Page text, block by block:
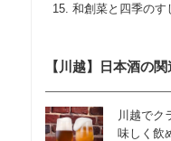
和創菜と四季のす
【川越】日本酒の
川越でク
味しく飲